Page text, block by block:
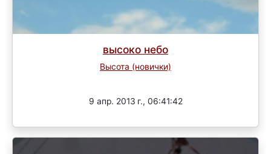
высоко небо
Высота (новички)
9 апр. 2013 г., 06:41:42